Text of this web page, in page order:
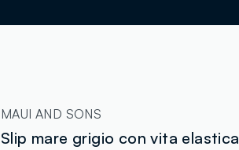
MAUI AND SONS
Slip mare grigio con vita elastica